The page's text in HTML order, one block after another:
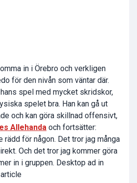
in i Örebro och verkligen
för den nivån som väntar där.
spel med mycket skridskor,
spelet bra. Han kan gå ut
och kan göra skillnad offensivt,
Allehanda och fortsätter:
rädd för någon. Det tror jag många
Och det tror jag kommer göra
in i gruppen. Desktop ad in